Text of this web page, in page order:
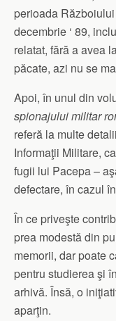
perioada
decembrie ‘ 89,
relatat, fără a avea
păcate, azi nu se
Apoi, în unul din
spionajului militar
referă la multe
Informaţii Militare,
fugii lui Pacepa –
defectare, în cazul
În ce priveşte
prea modestă din
memorii, dar poate
pentru studierea şi
arhivă. Însă, o
aparţin.